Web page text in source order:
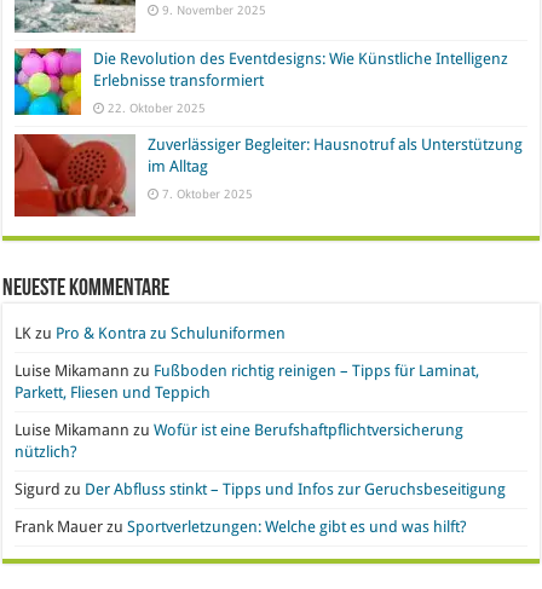
9. November 2025
Die Revolution des Eventdesigns: Wie Künstliche Intelligenz
Erlebnisse transformiert
22. Oktober 2025
Zuverlässiger Begleiter: Hausnotruf als Unterstützung
im Alltag
7. Oktober 2025
Neueste Kommentare
LK zu Pro & Kontra zu Schuluniformen
Luise Mikamann zu Fußboden richtig reinigen – Tipps für Laminat,
Parkett, Fliesen und Teppich
Luise Mikamann zuWofür ist eine Berufshaftpflichtversicherung
nützlich?
Sigurd zu Der Abfluss stinkt – Tipps und Infos zur Geruchsbeseitigung
Frank Mauer zuSportverletzungen: Welche gibt es und was hilft?